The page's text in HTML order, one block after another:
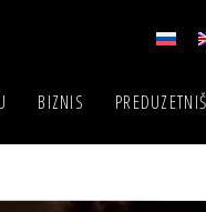
BIZNIS